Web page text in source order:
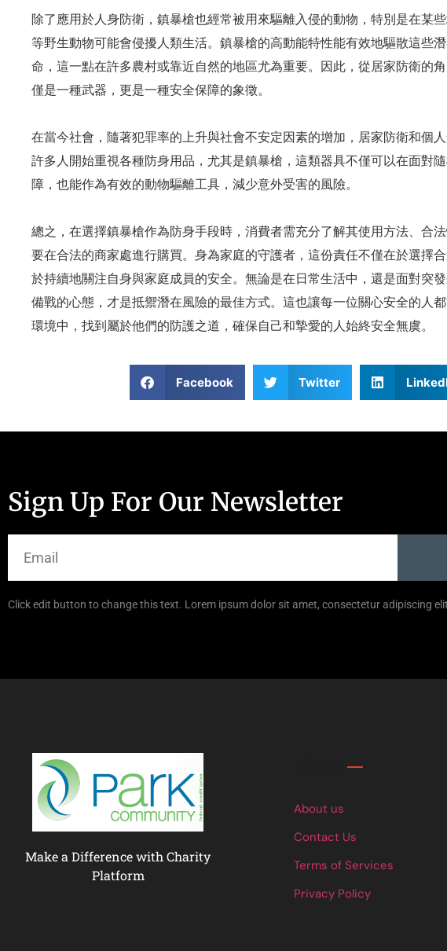
除了應用於人身防衛，鎮暴槍也經常被用來驅離入侵的動物，特別是在某
等野生動物可能會侵擾人類生活。鎮暴槍的高動能特性能有效地驅散這些
命，這一點在許多農村或靠近自然的地區尤為重要。因此，從居家防衛的
僅是一種武器，更是一種安全保障的象徵。
在當今社會，隨著犯罪率的上升與社會不安定因素的增加，居家防衛和個人
許多人開始重視各種防身用品，尤其是鎮暴槍，這類器具不僅可以在面對
障，也能作為有效的動物驅離工具，減少意外受害的風險。
總之，在選擇鎮暴槍作為防身手段時，消費者需充分了解其使用方法、合
要在合法的商家處進行購買。身為家庭的守護者，這份責任不僅在於選擇
於持續地關注自身與家庭成員的安全。無論是在日常生活中，還是面對突
備戰的心態，才是抵禦潛在風險的最佳方式。這也讓每一位關心安全的人
環境中，找到屬於他們的防護之道，確保自己和摯愛的人始終安全無虞。
Facebook Twitter
Sign Up For Our Newsletter
Click edit button to change this text. Lorem ipsum dolor sit amet, consectetur adipiscing elit
Make a Difference with Charity
Platform
About us
Contact Us
Terms of Services
Privacy Policy